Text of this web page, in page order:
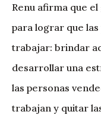
Renu afirma que
para lograr que
trabajar: brindar
desarrollar una
las personas
trabajan y quitar